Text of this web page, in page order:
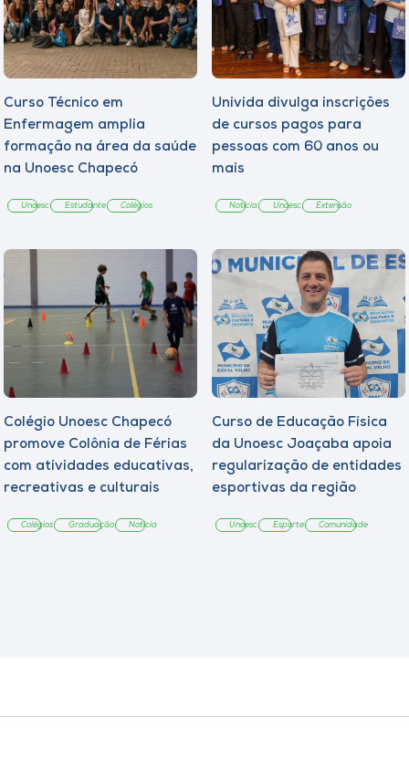
Curso Técnico em
Enfermagem amplia
formação na área da saúde
na Unoesc Chapecó
Unoesc Estudante Colégios
Univida divulga inscrições
de cursos pagos para
pessoas com 60 anos ou
mais
Notícia Unoesc Extensão
Colégio Unoesc Chapecó
promove Colônia de Férias
com atividades educativas,
recreativas e culturais
Colégios Graduação Notícia
Curso de Educação Física
da Unoesc Joaçaba apoia
regularização de entidades
esportivas da região
Unoesc Esporte Comunidade